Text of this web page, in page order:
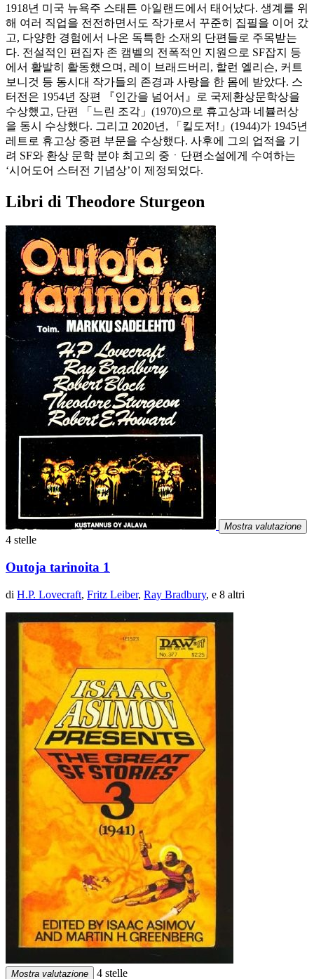
1918년 미국 뉴욕주 스태튼 아일랜드에서 태어났다. 생계를 위
해 여러 직업을 전전하면서도 작가로서 꾸준히 집필을 이어 갔
고, 다양한 경험에서 나온 독특한 소재의 단편들로 주목받는
다. 전설적인 편집자 존 캠벨의 전폭적인 지원으로 SF잡지 등
에서 활발히 활동했으며, 레이 브래드버리, 할런 엘리슨, 커트
보니것 등 동시대 작가들의 존경과 사랑을 한 몸에 받았다. 스
터전은 1954년 장편 『인간을 넘어서』로 국제환상문학상을
수상했고, 단편 「느린 조각」(1970)으로 휴고상과 네뷸러상
을 동시 수상했다. 그리고 2020년, 「킬도저!」(1944)가 1945년
레트로 휴고상 중편 부문을 수상했다. 사후에 그의 업적을 기
려 SF와 환상 문학 분야 최고의 중ㆍ단편소설에게 수여하는
‘시어도어 스터전 기념상’이 제정되었다.
Libri di Theodore Sturgeon
Mostra valutazione
4 stelle
Outoja tarinoita 1
di H.P. Lovecraft, Fritz Leiber, Ray Bradbury, e 8 altri
Mostra valutazione 4 stelle